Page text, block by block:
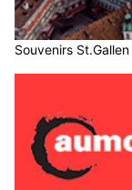
Souvenirs